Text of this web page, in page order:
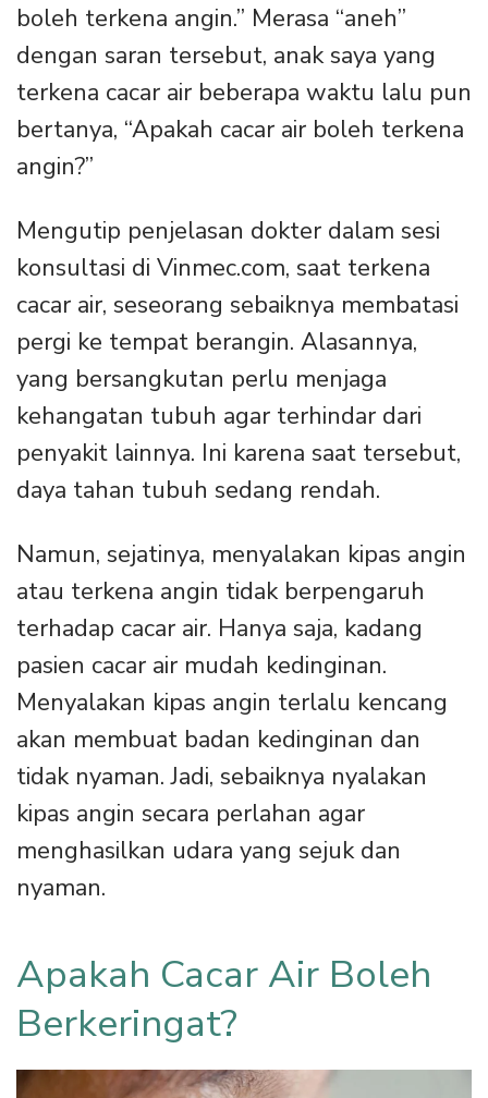
boleh terkena angin.” Merasa “aneh”
dengan saran tersebut, anak saya yang
terkena cacar air beberapa waktu lalu pun
bertanya, “Apakah cacar air boleh terkena
angin?”
Mengutip penjelasan dokter dalam sesi
konsultasi di Vinmec.com, saat terkena
cacar air, seseorang sebaiknya membatasi
pergi ke tempat berangin. Alasannya,
yang bersangkutan perlu menjaga
kehangatan tubuh agar terhindar dari
penyakit lainnya. Ini karena saat tersebut,
daya tahan tubuh sedang rendah.
Namun, sejatinya, menyalakan kipas angin
atau terkena angin tidak berpengaruh
terhadap cacar air. Hanya saja, kadang
pasien cacar air mudah kedinginan.
Menyalakan kipas angin terlalu kencang
akan membuat badan kedinginan dan
tidak nyaman. Jadi, sebaiknya nyalakan
kipas angin secara perlahan agar
menghasilkan udara yang sejuk dan
nyaman.
Apakah Cacar Air Boleh
Berkeringat?